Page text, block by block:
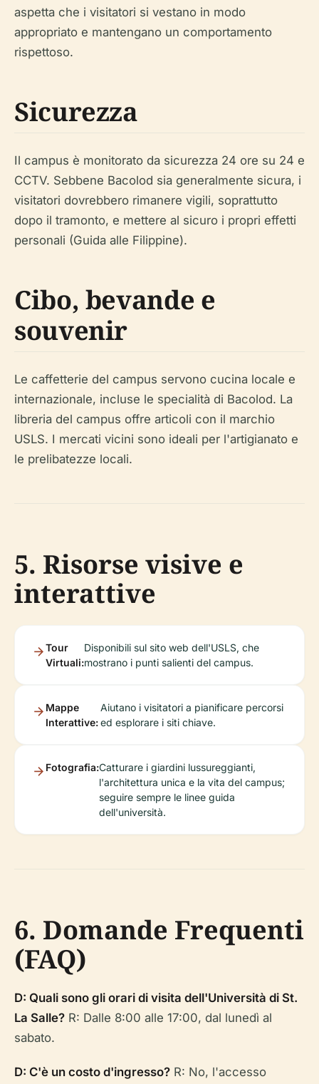
aspetta che i visitatori si vestano in modo
appropriato e mantengano un comportamento
rispettoso.
Sicurezza
Il campus è monitorato da sicurezza 24 ore su 24 e
CCTV. Sebbene Bacolod sia generalmente sicura, i
visitatori dovrebbero rimanere vigili, soprattutto
dopo il tramonto, e mettere al sicuro i propri effetti
personali (Guida alle Filippine).
Cibo, bevande e
souvenir
Le caffetterie del campus servono cucina locale e
internazionale, incluse le specialità di Bacolod. La
libreria del campus offre articoli con il marchio
USLS. I mercati vicini sono ideali per l'artigianato e
le prelibatezze locali.
5. Risorse visive e
interattive
Tour
Virtuali:
Disponibili sul sito web dell'USLS, che
mostrano i punti salienti del campus.
Mappe
Interattive:
Aiutano i visitatori a pianificare percorsi
ed esplorare i siti chiave.
Fotografia:Catturare i giardini lussureggianti,
l'architettura unica e la vita del campus;
seguire sempre le linee guida
dell'università.
6. Domande Frequenti
(FAQ)
D: Quali sono gli orari di visita dell'Università di St.
La Salle? R: Dalle 8:00 alle 17:00, dal lunedì al
sabato.
D: C'è un costo d'ingresso? R: No, l'accesso